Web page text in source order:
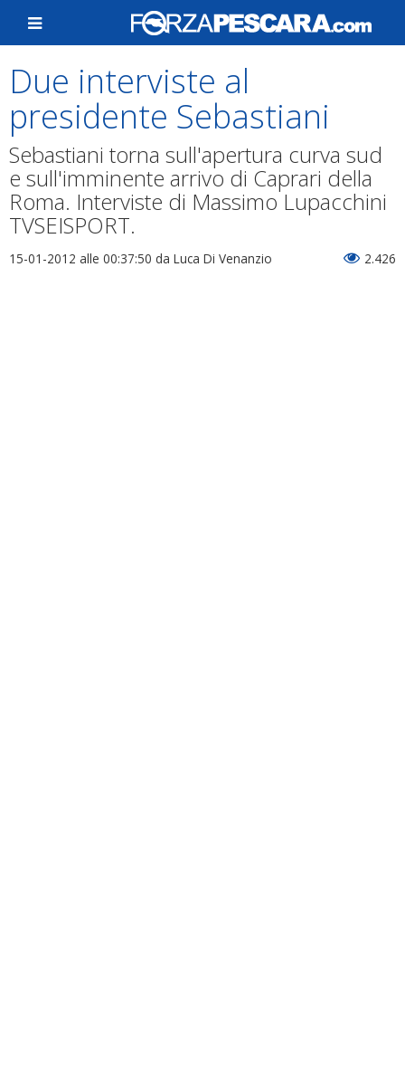
Due interviste al
presidente Sebastiani
Sebastiani torna sull'apertura curva sud
e sull'imminente arrivo di Caprari della
Roma. Interviste di Massimo Lupacchini
TVSEISPORT.
15-01-2012 alle 00:37:50 da Luca Di Venanzio 2.426